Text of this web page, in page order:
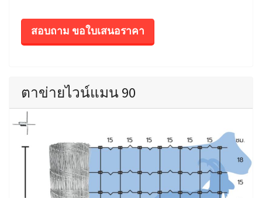
สอบถาม ขอใบเสนอราคา
ตาข่ายไวน์แมน 90